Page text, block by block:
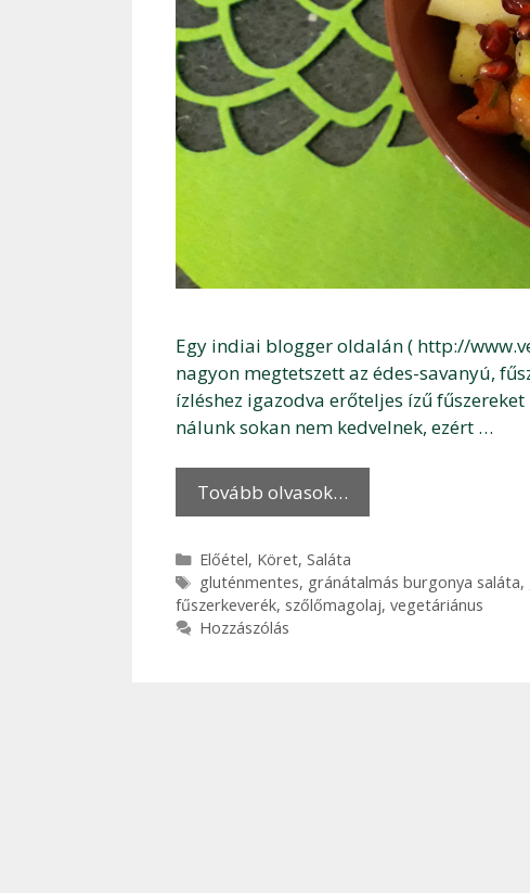
Egy indiai blogger oldalán ( http://
nagyon megtetszett az édes-savanyú,
ízléshez igazodva erőteljes ízű
nálunk sokan nem kedvelnek, ezért …
Tovább olvasok…
Kategória
Előétel, Köret, Saláta
Címkék
gluténmentes, gránátalmás burgonya saláta,
fűszerkeverék, szőlőmagolaj, vegetáriánus
Hozzászólás